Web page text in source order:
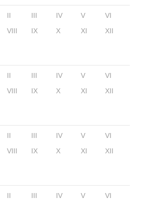
II III IV V
VI
VIII IX X XI XII
II III IV V
VI
VIII IX X XI XII
II III IV V
VI
VIII IX X XI XII
II III IV V
VI